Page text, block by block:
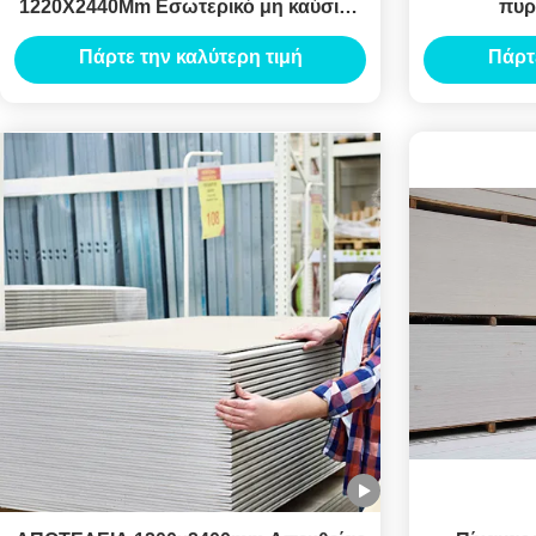
1220X2440Mm Εσωτερικό μη καύσιμο
πυρόστακτο γύψο
Πάρτε την καλύτερη τιμή